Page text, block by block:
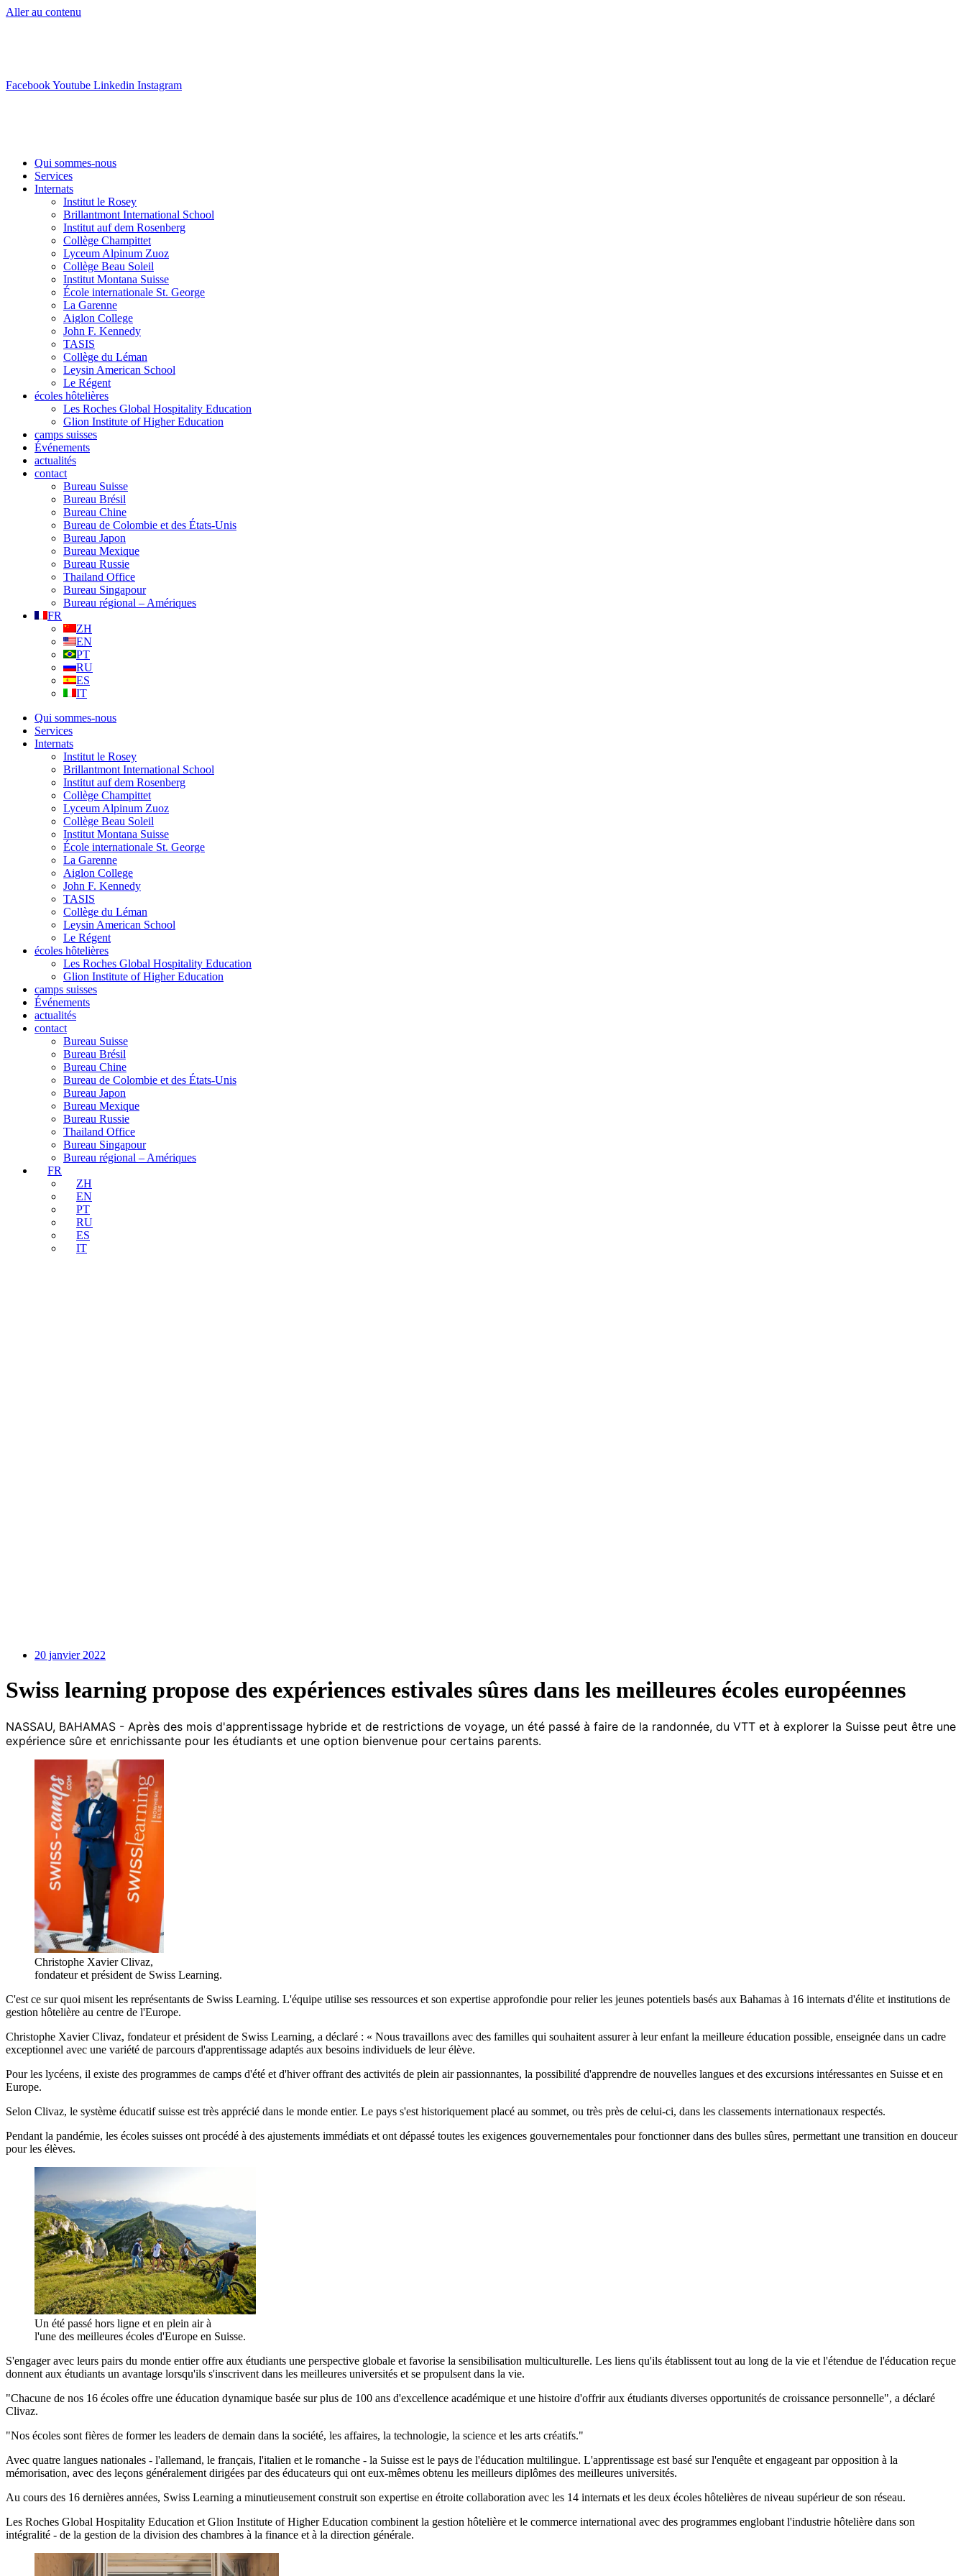
Aller au contenu
FacebookYoutube Linkedin Instagram
Qui sommes-nous
Services
Internats
Institut le Rosey
Brillantmont International School
Institut auf dem Rosenberg
Collège Champittet
Lyceum Alpinum Zuoz
Collège Beau Soleil
Institut Montana Suisse
École internationale St. George
La Garenne
Aiglon College
John F. Kennedy
TASIS
Collège du Léman
Leysin American School
Le Régent
écoles hôtelières
Les Roches Global Hospitality Education
Glion Institute of Higher Education
camps suisses
Événements
actualités
contact
Bureau Suisse
Bureau Brésil
Bureau Chine
Bureau de Colombie et des États-Unis
Bureau Japon
Bureau Mexique
Bureau Russie
Thailand Office
Bureau Singapour
Bureau régional – Amériques
FR
ZH
EN
PT
RU
ES
IT
Qui sommes-nous
Services
Internats
Institut le Rosey
Brillantmont International School
Institut auf dem Rosenberg
Collège Champittet
Lyceum Alpinum Zuoz
Collège Beau Soleil
Institut Montana Suisse
École internationale St. George
La Garenne
Aiglon College
John F. Kennedy
TASIS
Collège du Léman
Leysin American School
Le Régent
écoles hôtelières
Les Roches Global Hospitality Education
Glion Institute of Higher Education
camps suisses
Événements
actualités
contact
Bureau Suisse
Bureau Brésil
Bureau Chine
Bureau de Colombie et des États-Unis
Bureau Japon
Bureau Mexique
Bureau Russie
Thailand Office
Bureau Singapour
Bureau régional – Amériques
FR
ZH
EN
PT
RU
ES
IT
20 janvier 2022
Swiss learning propose des expériences estivales sûres dans les meilleures écoles européennes
NASSAU, BAHAMAS - Après des mois d'apprentissage hybride et de restrictions de voyage, un été passé à faire de la randonnée, du VTT et à explorer la Suisse peut être une
expérience sûre et enrichissante pour les étudiants et une option bienvenue pour certains parents.
Christophe Xavier Clivaz,
fondateur et président de Swiss Learning.
C'est ce sur quoi misent les représentants de Swiss Learning. L'équipe utilise ses ressources et son expertise approfondie pour relier les jeunes potentiels basés aux Bahamas à 16 internats d'élite et institutions de
gestion hôtelière au centre de l'Europe.
Christophe Xavier Clivaz, fondateur et président de Swiss Learning, a déclaré : « Nous travaillons avec des familles qui souhaitent assurer à leur enfant la meilleure éducation possible, enseignée dans un cadre
exceptionnel avec une variété de parcours d'apprentissage adaptés aux besoins individuels de leur élève.
Pour les lycéens, il existe des programmes de camps d'été et d'hiver offrant des activités de plein air passionnantes, la possibilité d'apprendre de nouvelles langues et des excursions intéressantes en Suisse et en
Europe.
Selon Clivaz, le système éducatif suisse est très apprécié dans le monde entier. Le pays s'est historiquement placé au sommet, ou très près de celui-ci, dans les classements internationaux respectés.
Pendant la pandémie, les écoles suisses ont procédé à des ajustements immédiats et ont dépassé toutes les exigences gouvernementales pour fonctionner dans des bulles sûres, permettant une transition en douceur
pour les élèves.
Un été passé hors ligne et en plein air à
l'une des meilleures écoles d'Europe en Suisse.
S'engager avec leurs pairs du monde entier offre aux étudiants une perspective globale et favorise la sensibilisation multiculturelle. Les liens qu'ils établissent tout au long de la vie et l'étendue de l'éducation reçue
donnent aux étudiants un avantage lorsqu'ils s'inscrivent dans les meilleures universités et se propulsent dans la vie.
"Chacune de nos 16 écoles offre une éducation dynamique basée sur plus de 100 ans d'excellence académique et une histoire d'offrir aux étudiants diverses opportunités de croissance personnelle", a déclaré
Clivaz.
"Nos écoles sont fières de former les leaders de demain dans la société, les affaires, la technologie, la science et les arts créatifs."
Avec quatre langues nationales - l'allemand, le français, l'italien et le romanche - la Suisse est le pays de l'éducation multilingue. L'apprentissage est basé sur l'enquête et engageant par opposition à la
mémorisation, avec des leçons généralement dirigées par des éducateurs qui ont eux-mêmes obtenu les meilleurs diplômes des meilleures universités.
Au cours des 16 dernières années, Swiss Learning a minutieusement construit son expertise en étroite collaboration avec les 14 internats et les deux écoles hôtelières de niveau supérieur de son réseau.
Les Roches Global Hospitality Education et Glion Institute of Higher Education combinent la gestion hôtelière et le commerce international avec des programmes englobant l'industrie hôtelière dans son
intégralité - de la gestion de la division des chambres à la finance et à la direction générale.